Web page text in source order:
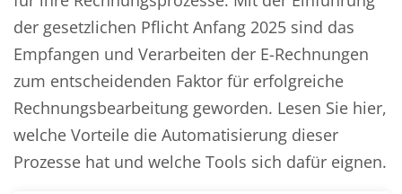
der gesetzlichen Pflicht Anfang 2025 sind das
Empfangen und Verarbeiten der E-Rechnungen
zum entscheidenden Faktor für erfolgreiche
Rechnungsbearbeitung geworden. Lesen Sie hier,
welche Vorteile die Automatisierung dieser
Prozesse hat und welche Tools sich dafür eignen.